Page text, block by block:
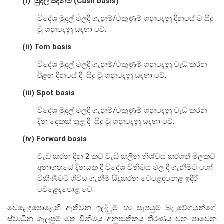
සාර්ව විචක්ෂණ අවේක්ෂණය
තිරසාර මූල්‍ය
නිරාකරණය
තැන්පතු රක්ෂණ
මූල්‍ය අන්තර්ගතභාවය
මූල්‍ය වෙළෙඳපොල
මූල්‍ය වෙළෙඳපොළ-සමස්ත විග්‍රහය
අන්තර් බැංකු ඒක්ෂණ මුදල් වෙ‍ෙළඳපොළ
දේශීය විදේශ විනිමය වෙළෙඳපොළ
විදේශ විනිමය පිළිබඳ ගෝලීය ප්‍රශස්ත භාවිත සංග්‍රහය හා
අනුගත වීම
රාජ්‍ය සුරැකුම්පත් වෙළෙඳපොළ
සාංගමික ණය සුරැකුම්පත් වෙළෙඳපොළ
විදේශ මුදල් මිලදී ගැනුම්/විකුණුම් ගනුදෙනු දිනයේ ම සිදු
වූ ගනුදෙනු සඳහා වේ.
(ii) Tom basis
විදේශ මුදල් මිලදී ගැනුම්/විකුණුම් ගනුදෙනු වැඩ කරන
ඊළඟ දිනයේ දී සිදු වූ ගනුදෙනු සඳහා වේ.
(iii) Spot basis
විදේශ මුදල් මිලදී ගැනුම්/විකුණුම් ගනුදෙනු වැඩ කරන
දින දෙකක් තුළ දී සිදු වූ ගනුදෙනු සඳහා වේ.
(iv) Forward basis
වැඩ කරන දින 2 කට වැඩි කලින් නිශ්චය කරගත් මිලකට
අනාගතයේ දිනයක දී විදේශ විනිමය මිල දී ගැනීමට හෝ
විකිණීමට ගිවිස ගැනීම සිදුකරන වෙළෙඳපොළ ඉදිරි
වෙළෙඳපොළ වේ.
වෙළෙඳපොළෙහි ඇතිවන ඉල්ලුම් හා සැපයුම් බලවේගයන්ගේ
ස්වාධීන ගැලපුම් මත විනිමය අනුපාතිකය තීරණය වන පාවෙන